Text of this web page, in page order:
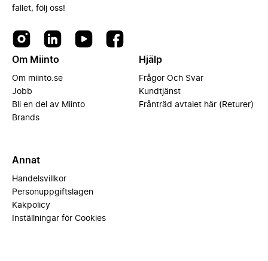
fallet, följ oss!
Om Miinto
Om miinto.se
Jobb
Bli en del av Miinto
Brands
Hjälp
Frågor Och Svar
Kundtjänst
Frånträd avtalet här (Returer)
Annat
Handelsvillkor
Personuppgiftslagen
Kakpolicy
Inställningar för Cookies